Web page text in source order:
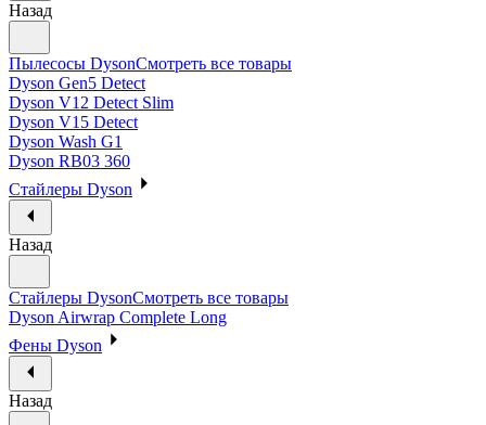
Назад
Пылесосы DysonСмотреть все товары
Dyson Gen5 Detect
Dyson V12 Detect Slim
Dyson V15 Detect
Dyson Wash G1
Dyson RB03 360
Стайлеры Dyson
Назад
Стайлеры DysonСмотреть все товары
Dyson Airwrap Complete Long
Фены Dyson
Назад